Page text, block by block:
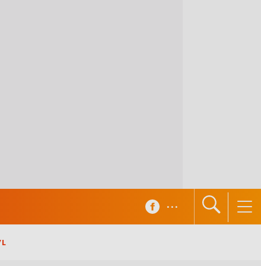
...